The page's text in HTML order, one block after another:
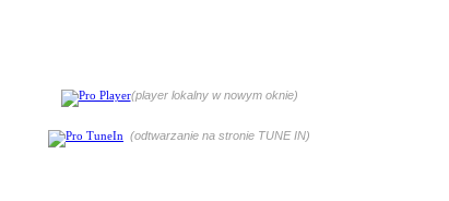
(player lokalny w nowym oknie)
(odtwarzanie na stronie TUNE IN)